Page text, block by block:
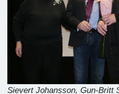
Sievert Johansson, Gun-Britt